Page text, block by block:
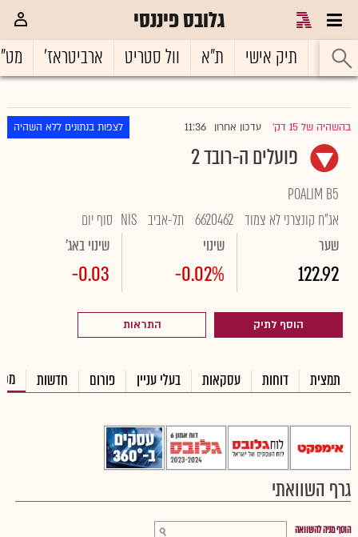
גלובס פיננסי
ראשי תיק אישי ת"א וול סטריט ארביטראז'
בהשהיה של 15 דק' עדכון אחרון 11:36 לצפות בנתונים ללא השהיה
פועלים ה-רובד 2
POALIM B5
אג"ח קונצרני לא צמוד 6620462 תל-אביב NIS סוף יום
שער
122.92
שינוי
-0.02%
שינוי באג'
-0.03
הוסף לתיק התראות
תמצית דוחות עסקאות בעלי עניין פורום חדשות
גרף השוואתי
הוסף מניה להשוואה